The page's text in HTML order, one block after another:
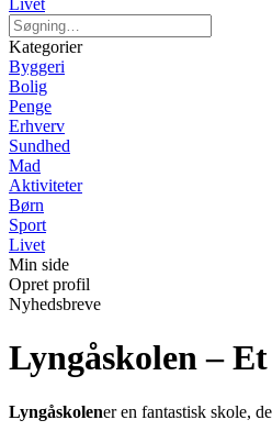
Livet
Kategorier
Byggeri
Bolig
Penge
Erhverv
Sundhed
Mad
Aktiviteter
Børn
Sport
Livet
Min side
Opret profil
Nyhedsbreve
Lyngåskolen –
Lyngåskolener en fantastisk skole,